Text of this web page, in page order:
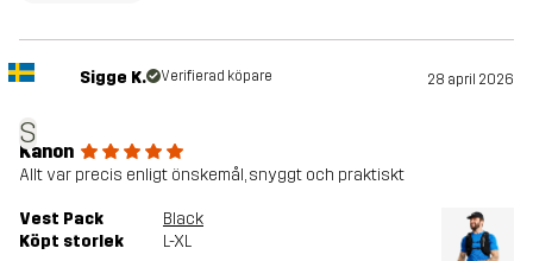
S
Sigge K. Verifierad köpare 28 april 2026
Kanon
Allt var precis enligt önskemål, snyggt och praktiskt
Vest Pack
Black
Köpt storlek
L-XL